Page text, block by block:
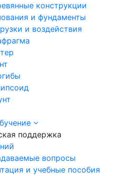
конструкции
и фундаменты
и воздействия
поддержка
вопросы
и учебные пособия